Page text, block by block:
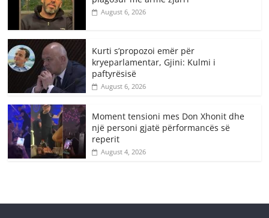
August 6, 2026
Kurti s’propozoi emër për
kryeparlamentar, Gjini: Kulmi i
paftyrësisë
August 6, 2026
Moment tensioni mes Don Xhonit dhe
një personi gjatë përformancës së
reperit
August 4, 2026